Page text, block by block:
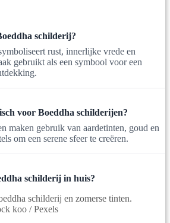
schilderij?
gebruikt als een symbool voor een
voor Boeddha schilderijen?
om een serene sfeer te creëren.
schilderij in huis?
koo / Pexels